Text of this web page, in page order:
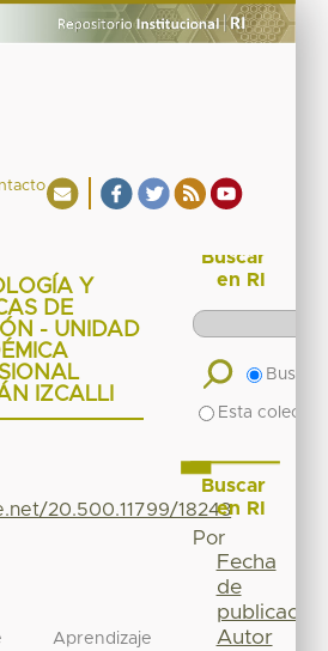
Y
DE
- UNIDAD
IZCALLI
20.500.11799/18243
Aprendizaje
Buscar
en RI
Buscar
Esta
Buscar
en RI
Por
Fecha
de
publicación
Autor